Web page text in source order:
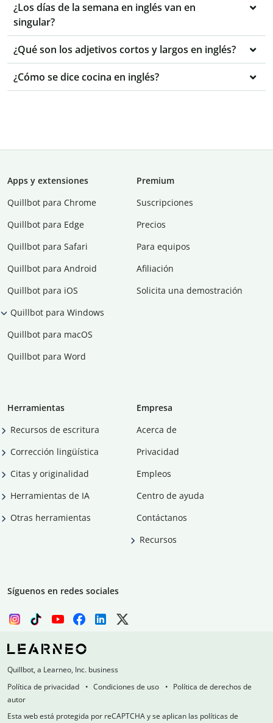
¿Los días de la semana en inglés van en
singular?
¿Qué son los adjetivos cortos y largos en inglés?
¿Cómo se dice cocina en inglés?
Apps y extensiones
Quillbot para Chrome
Quillbot para Edge
Quillbot para Safari
Quillbot para Android
Quillbot para iOS
Quillbot para Windows
Quillbot para macOS
Quillbot para Word
Premium
Suscripciones
Precios
Para equipos
Afiliación
Solicita una demostración
Herramientas
Recursos de escritura
Corrección lingüística
Citas y originalidad
Herramientas de IA
Otras herramientas
Empresa
Acerca de
Privacidad
Empleos
Centro de ayuda
Contáctanos
Recursos
Síguenos en redes sociales
Quillbot, a Learneo, Inc. business
Política de privacidad
Condiciones de uso
Política de derechos de
autor
Esta web está protegida por reCAPTCHA y se aplican las políticas de